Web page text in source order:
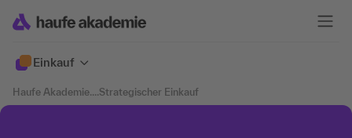
Einkauf
Haufe Akademie....Strategischer Einkauf